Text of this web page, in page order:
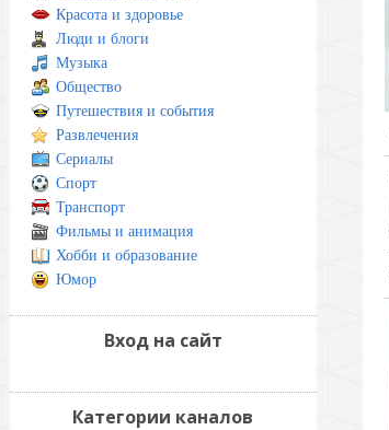
Красота и здоровье
Люди и блоги
Музыка
Общество
Путешествия и события
Развлечения
Сериалы
Спорт
Транспорт
Фильмы и анимация
Хобби и образование
Юмор
Вход на сайт
Категории каналов